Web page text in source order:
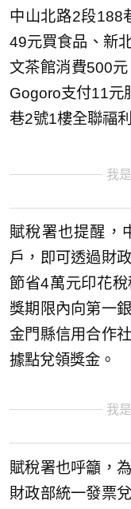
中山北路2段188
49元買食品、新
文茶館消費500
Gogoro支付11元
巷2號1樓全聯福
我
賦稅署也提醒，
戶，即可透過財
節省4萬元印花
獎期限內向第一
金門縣信用合作
據點兌領獎金。
我
賦稅署也呼籲，
財政部統一發票